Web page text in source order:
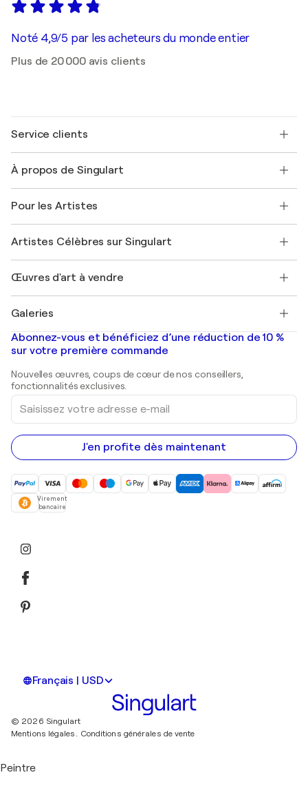
Noté 4,9/5 par les acheteurs du monde entier
Plus de 20 000 avis clients
Service clients
Expédition
Offrir une carte cadeau
Rejoignez notre programme commercial
Mon compte
+33 1 76 44 06 42
À propos de Singulart
FAQ
Magazine Singulart
Emplois
Découvrez une sélection d'art original
Pour les Artistes
Se connecter en tant qu'Artiste
Artistes Célèbres sur Singulart
Marc Chagall
Banksy
Mr. Brainwash
Shepard Fairey
Œuvres d'art à vendre
Tableaux abstraits à vendre
Peintures de paysage
Estampes
Peintures acryliques
Galeries
Galeries d'art en France
Galeries d'art en Belgique
Abonnez-vous et bénéficiez d’une réduction de 10 %
sur votre première commande
Nouvelles œuvres, coups de cœur de nos conseillers,
fonctionnalités exclusives.
Saisissez
votre
adresse
e-
mail
J'en profite dès maintenant
Virement
bancaire
Français | USD
© 2026 Singulart
Mentions légales. Conditions générales de vente
Peintre